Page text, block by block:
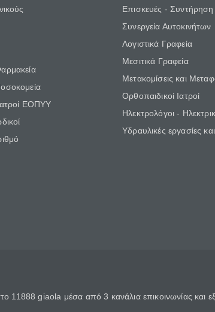
ΕΟΠΥΥ
Επισκευές -
Συνεργεία Αυτοκινήτων
Λογιστικά Γραφεία
Μεσιτικά Γραφεία
Μετακομίσεις και
Ορθοπαιδικοί Ιατροί
Ηλεκτρολόγοι -
Υδραυλικές εργασίες
11888 giaola μέσα από 3 κανάλια επικοινωνίας και